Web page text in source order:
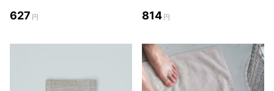
627 円 814 円